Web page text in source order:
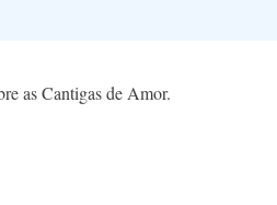
as Cantigas de Amor.